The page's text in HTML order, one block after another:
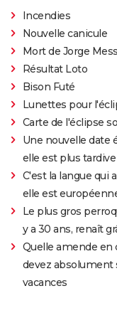
Incendies
Nouvelle canicule
Mort de Jorge
Résultat Loto
Bison Futé
Lunettes pour
Carte de l'éclipse
Une nouvelle date
elle est plus
C'est la langue qui
elle est
Le plus gros
y a 30 ans, renaît
Quelle amende en
devez absolument
vacances